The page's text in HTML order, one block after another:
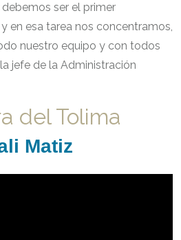
ser el primer
en esa tarea nos concentramos,
nuestro equipo y con todos
jefe de la Administración
del Tolima
Matiz